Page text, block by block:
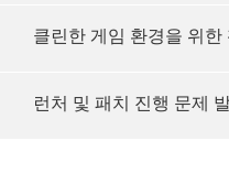
클린한 게임 환경을 위한
런처 및 패치 진행 문제